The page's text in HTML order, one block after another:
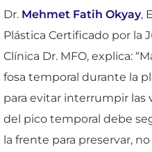
Dr. Mehmet Fatih Okyay,
Plástica Certificado por la
Clínica Dr. MFO, explica:
fosa temporal durante la
para evitar interrumpir las
del pico temporal debe
la frente para preservar,